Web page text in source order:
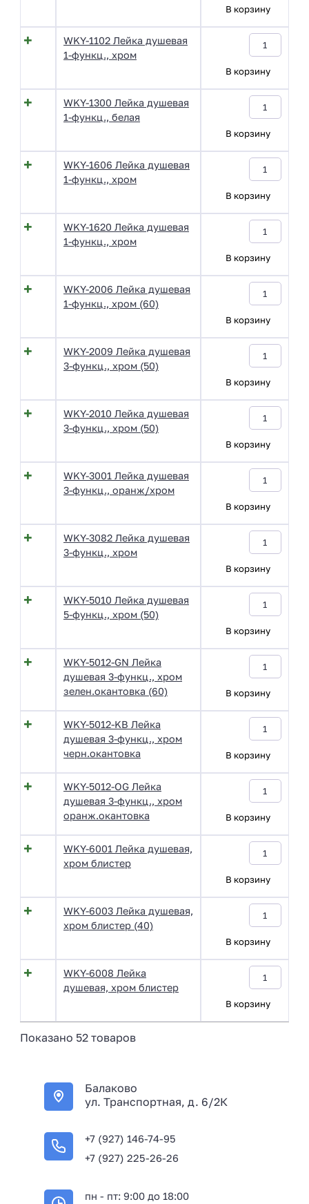
В корзину
WKY-1102 Лейка душевая
1-функц., хром
В корзину
WKY-1300 Лейка душевая
1-функц., белая
В корзину
WKY-1606 Лейка душевая
1-функц., хром
В корзину
WKY-1620 Лейка душевая
1-функц., хром
В корзину
WKY-2006 Лейка душевая
1-функц., хром (60)
В корзину
WKY-2009 Лейка душевая
3-функц., хром (50)
В корзину
WKY-2010 Лейка душевая
3-функц., хром (50)
В корзину
WKY-3001 Лейка душевая
3-функц., оранж/хром
В корзину
WKY-3082 Лейка душевая
3-функц., хром
В корзину
WKY-5010 Лейка душевая
5-функц., хром (50)
В корзину
WKY-5012-GN Лейка
душевая 3-функц., хром
зелен.окантовка (60)
В корзину
WKY-5012-KB Лейка
душевая 3-функц., хром
черн.окантовка
В корзину
WKY-5012-OG Лейка
душевая 3-функц., хром
оранж.окантовка
В корзину
WKY-6001 Лейка душевая,
хром блистер
В корзину
WKY-6003 Лейка душевая,
хром блистер (40)
В корзину
WKY-6008 Лейка
душевая, хром блистер
В корзину
Показано 52 товаров
Балаково
ул. Транспортная, д. 6/2К
+7 (927) 146-74-95
+7 (927) 225-26-26
пн - пт: 9:00 до 18:00